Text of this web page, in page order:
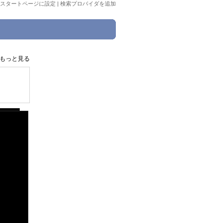
スタートページに設定 | 検索プロバイダを追加
もっと見る